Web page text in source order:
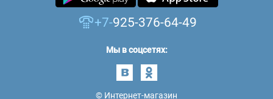
+7-925-376-64-49
Мы в соцсетях:
© Интернет-магазин